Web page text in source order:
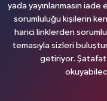
yada yayınlanmasın
sorumluluğu kişilerin
harici linklerden
temasıyla sizleri
getiriyor.